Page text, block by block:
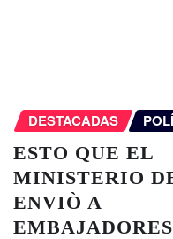
DESTACADAS
ESTO QUE EL
MINISTERIO
ENVIÒ A